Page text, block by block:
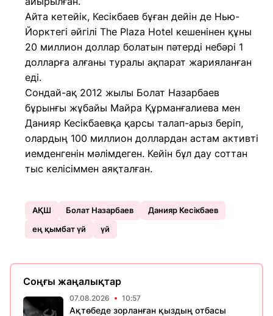
Айта кетейік, Кесікбаев бұған дейін де Нью-
Йорктегі әйгілі The Plaza Hotel кешенінен құны
20 миллион доллар болатын пәтерді небәрі 1
долларға алғаны туралы ақпарат жарияланған
еді.
Сондай-ақ 2012 жылы Болат Назарбаев
бұрынғы жұбайы Майра Құрманғалиева мен
Данияр Кесікбаевқа қарсы талап-арыз беріп,
олардың 100 миллион доллардан астам активті
иемденгенін мәлімдеген. Кейін бұл дау соттан
тыс келісіммен аяқталған.
АҚШ Болат Назарбаев
Данияр Кесікбаев
ең қымбат үй
үй
Соңғы жаңалықтар
07.08.2026 10:57
Ақтөбеде зорланған қыздың отбасы